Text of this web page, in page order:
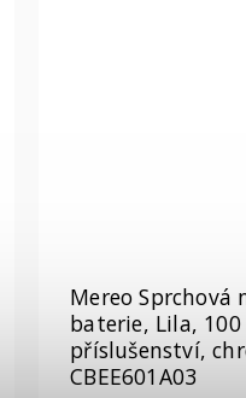
Mereo Sprchová
baterie, Lila,
příslušenství,
CBEE601A03